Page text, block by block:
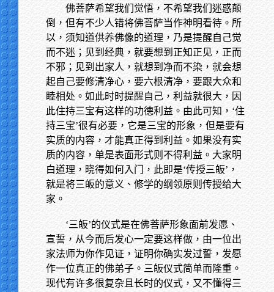
佛菩萨希望我们觉悟，不希望我们迷惑颠
倒，但有不少人错将佛菩萨当作神明看待。所
以，须知道供养佛像的道理，乃是提醒自己觉
而不迷；见到经典，就要想到正知正见，正而
不邪；见到出家人，就想到净而不染，就会想
起自己要修清净心，要六根清净，要跟大众和
睦相处。如此时时提醒自己，利益就很大，因
此住持三宝有这样的功德利益。由此可知，‘住
持三宝’很有必要，它是三宝的形象，但是要有
实质的内容，才能真正得到利益。如果没有实
质的内容，单是表面形式则不得利益。大家明
白道理，晓得如何入门，此即是‘传授三皈’，
就是将三皈的意义、修学的纲领原则传授给大
家。
‘三皈’的仪式是在佛菩萨形象面前发愿、
宣誓，从今而后发心一定要这样做，由一位出
家法师为你作见证，证明你确实发过誓，发愿
作一位真正的佛弟子。三皈仪式简单而隆重。
现代有许多很复杂且长时的仪式，又不懂得三